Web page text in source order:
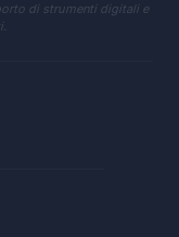
di strumenti digitali e